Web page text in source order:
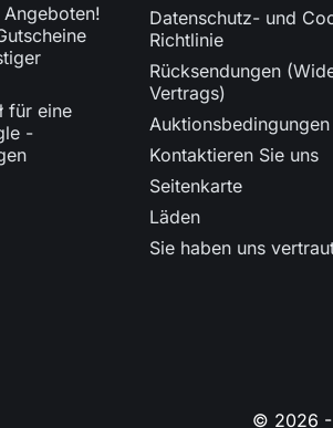
für eine
-
Datenschutz- und
Richtlinie
Rücksendungen
Vertrags)
Auktionsbedingungen
Kontaktieren Sie uns
Seitenkarte
Läden
Sie haben uns
© 2026 -